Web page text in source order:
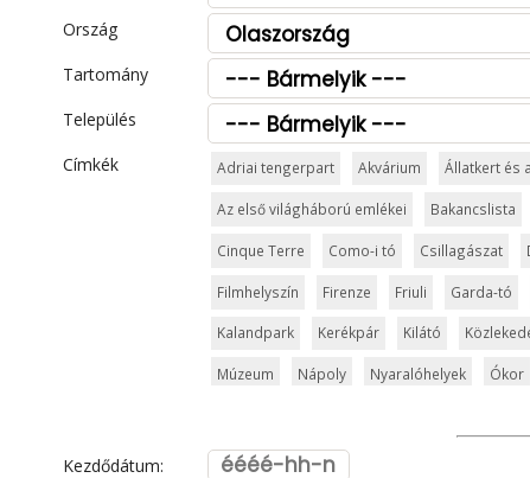
Ország
Tartomány
Település
Címkék
Adriai tengerpart Akvárium Állatkert és
Az első világháború emlékei Bakancslista
Cinque Terre Como-i tó Csillagászat
Filmhelyszín Firenze Friuli Garda-tó
Kalandpark Kerékpár Kilátó
Múzeum Nápoly Nyaralóhelyek Ókor
Szicília Sziget
Kezdődátum: